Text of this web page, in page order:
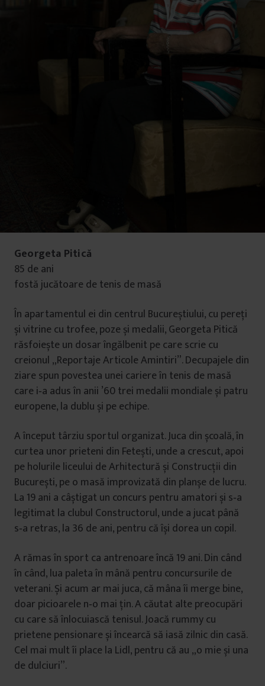
Georgeta Pitică
85 de ani
fostă jucătoare de tenis de masă
În apartamentul ei din centrul Bucureștiului, cu pereţi
și vitrine cu trofee, poze și medalii, Georgeta Pitică
răsfoiește un dosar îngălbenit pe care scrie cu
creionul „Reportaje Articole Amintiri”. Decupajele din
ziare spun povestea unei cariere în tenis de masă
care i‑a adus în anii ’60 trei medalii mondiale și patru
europene, la dublu și pe echipe.
A început târziu sportul organizat. Juca din școală, în
curtea unor prieteni din Fetești, unde a crescut, apoi
pe holurile liceului de Arhitectură și Construcţii din
București, pe o masă improvizată din planșe de lucru.
La 19 ani a câștigat un concurs pentru amatori și s‑a
legitimat la clubul Constructorul, unde a jucat până
s‑a retras, la 36 de ani, pentru că își dorea un copil.
A rămas în sport ca antrenoare încă 19 ani. Din când
în când, lua paleta în mână pentru concursurile de
veterani. Și acum ar mai juca, că mâna îi merge bine,
doar picioarele n‑o mai ţin. A căutat alte preocupări
cu care să înlocuiască tenisul. Joacă rummy cu
prietene pensionare și încearcă să iasă zilnic din casă.
Cel mai mult îi place la Lidl, pentru că au „o mie și una
de dulciuri”.